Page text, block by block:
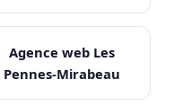
Agence web Les
Pennes-Mirabeau